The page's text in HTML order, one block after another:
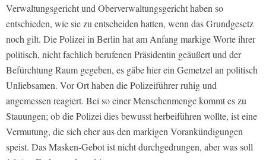
Verwaltungsgericht und Oberverwaltungsgericht haben so
entschieden, wie sie zu entscheiden hatten, wenn das Grundgesetz
noch gilt. Die Polizei in Berlin hat am Anfang markige Worte ihrer
politisch, nicht fachlich berufenen Präsidentin geäußert und der
Befürchtung Raum gegeben, es gäbe hier ein Gemetzel an politisch
Unliebsamen. Vor Ort haben die Polizeiführer ruhig und
angemessen reagiert. Bei so einer Menschenmenge kommt es zu
Stauungen; ob die Polizei dies bewusst herbeiführen wollte, ist eine
Vermutung, die sich eher aus den markigen Vorankündigungen
speist. Das Masken-Gebot ist nicht durchgedrungen, aber was soll